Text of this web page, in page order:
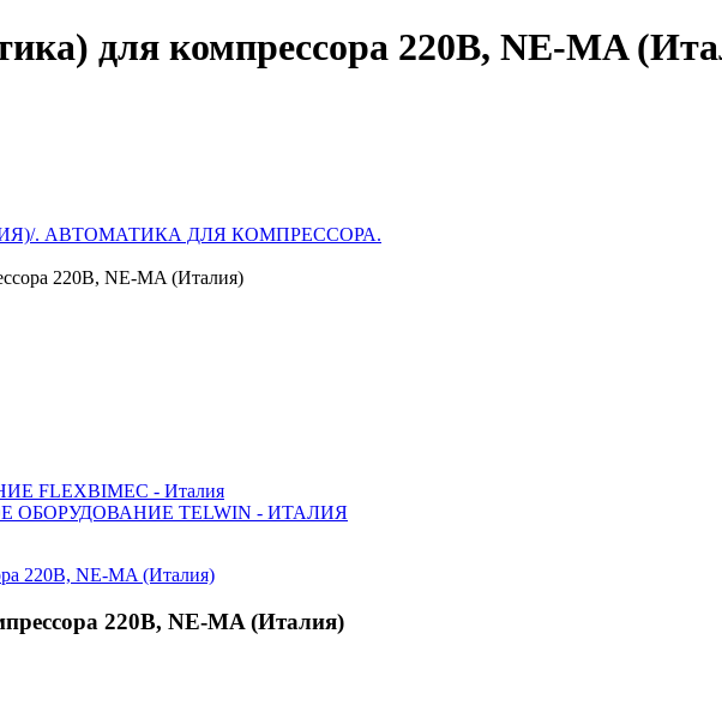
для компрессора 220В, NE-MA
. АВТОМАТИКА ДЛЯ КОМПРЕССОРА.
220В, NE-MA (Италия)
FLEXBIMEC - Италия
ОБОРУДОВАНИЕ TELWIN - ИТАЛИЯ
220В, NE-MA (Италия)